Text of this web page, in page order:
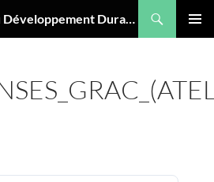
Approches Critiques du Développement Durable